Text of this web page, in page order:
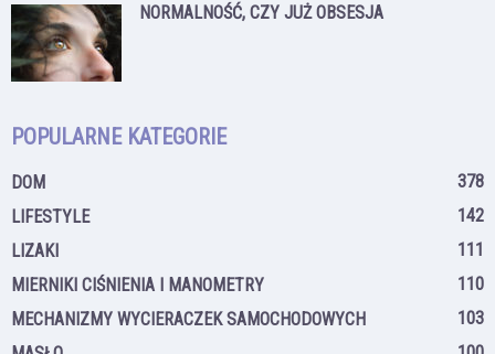
NORMALNOŚĆ, CZY JUŻ OBSESJA
POPULARNE KATEGORIE
DOM
378
LIFESTYLE
142
LIZAKI
111
MIERNIKI CIŚNIENIA I MANOMETRY
110
MECHANIZMY WYCIERACZEK SAMOCHODOWYCH
103